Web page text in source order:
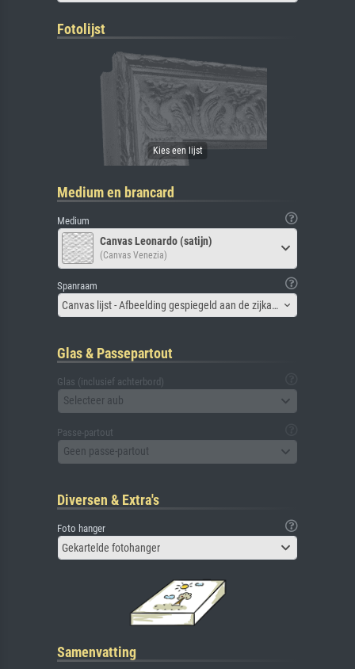
Fotolijst
Medium en brancard
Medium
Canvas Leonardo (satijn)
(Canvas Venezia)
Spanraam
Canvas lijst - Afbeelding gespiegeld aan de zijkant
Glas & Passepartout
Glas (inclusief achterbord)
Selecteer aub
Passe-partout
Geen passe-partout
Diversen & Extra's
Foto hanger
Gekartelde fotohanger
Samenvatting